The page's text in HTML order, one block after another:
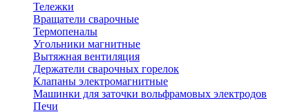
Тележки
Вращатели сварочные
Термопеналы
Угольники магнитные
Вытяжная вентиляция
Держатели сварочных горелок
Клапаны электромагнитные
Машинки для заточки вольфрамовых электродов
Печи